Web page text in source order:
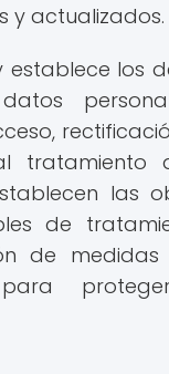
y actualizados.
establece los
tratamiento
las
de
de
para